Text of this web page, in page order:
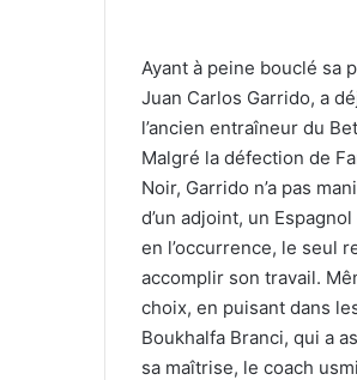
Ayant à peine bouclé sa
Juan Carlos Garrido, a
l’ancien entraîneur du
Malgré la défection de
Noir, Garrido n’a pas
d’un adjoint, un
en l’occurrence, le seul
accomplir son travail.
choix, en puisant dans
Boukhalfa Branci, qui a
sa maîtrise, le coach